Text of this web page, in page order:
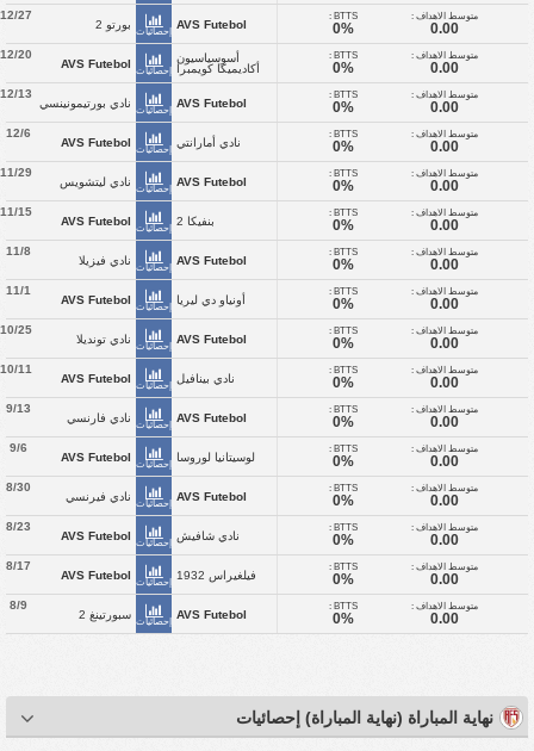
12/27
بورتو 2
إحصائيات
AVS Futebol
متوسط الاهداف :
0.00
BTTS :
0%
12/20
AVS Futebol
إحصائيات
أسوسياسيون
أكاديميكا كويمبرا
متوسط الاهداف :
0.00
BTTS :
0%
12/13
نادي بورتيمونينسي
إحصائيات
AVS Futebol
متوسط الاهداف :
0.00
BTTS :
0%
12/6
AVS Futebol
إحصائيات
نادي أمارانتي
متوسط الاهداف :
0.00
BTTS :
0%
11/29
نادي ليتشويس
إحصائيات
AVS Futebol
متوسط الاهداف :
0.00
BTTS :
0%
11/15
AVS Futebol
إحصائيات
بنفيكا 2
متوسط الاهداف :
0.00
BTTS :
0%
11/8
نادي فيزيلا
إحصائيات
AVS Futebol
متوسط الاهداف :
0.00
BTTS :
0%
11/1
AVS Futebol
إحصائيات
أونياو دي ليريا
متوسط الاهداف :
0.00
BTTS :
0%
10/25
نادي تونديلا
إحصائيات
AVS Futebol
متوسط الاهداف :
0.00
BTTS :
0%
10/11
AVS Futebol
إحصائيات
نادي بينافيل
متوسط الاهداف :
0.00
BTTS :
0%
9/13
نادي فارنسي
إحصائيات
AVS Futebol
متوسط الاهداف :
0.00
BTTS :
0%
9/6
AVS Futebol
إحصائيات
لوسيتانيا لوروسا
متوسط الاهداف :
0.00
BTTS :
0%
8/30
نادي فيرنسي
إحصائيات
AVS Futebol
متوسط الاهداف :
0.00
BTTS :
0%
8/23
AVS Futebol
إحصائيات
نادي شافيش
متوسط الاهداف :
0.00
BTTS :
0%
8/17
AVS Futebol
إحصائيات
فيلغيراس 1932
متوسط الاهداف :
0.00
BTTS :
0%
8/9
سبورتينغ 2
إحصائيات
AVS Futebol
متوسط الاهداف :
0.00
BTTS :
0%
نهاية المباراة (نهاية المباراة) إحصائيات